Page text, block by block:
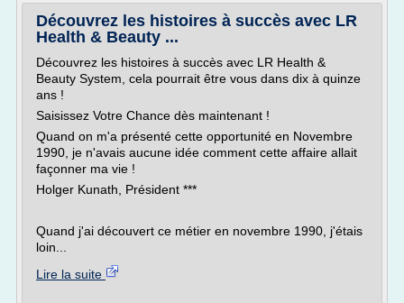
Découvrez les histoires à succès avec LR
Health & Beauty ...
Découvrez les histoires à succès avec LR Health &
Beauty System, cela pourrait être vous dans dix à quinze
ans !
Saisissez Votre Chance dès maintenant !
Quand on m'a présenté cette opportunité en Novembre
1990, je n'avais aucune idée comment cette affaire allait
façonner ma vie !
Holger Kunath, Président ***
Quand j'ai découvert ce métier en novembre 1990, j'étais
loin...
Lire la suite